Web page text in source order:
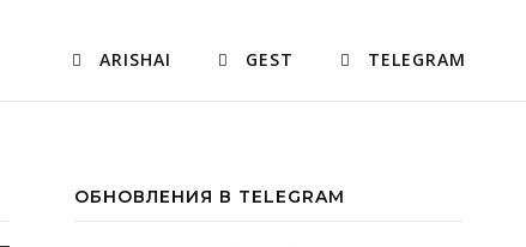
ARISHAI GEST TELEGRAM
ОБНОВЛЕНИЯ В TELEGRAM